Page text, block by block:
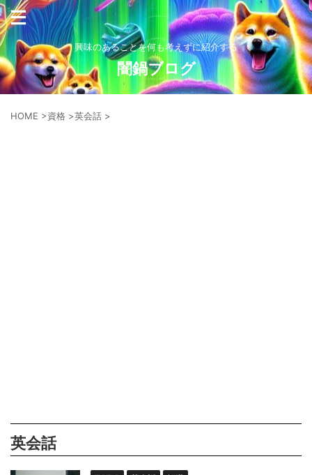
興味のあることを何も考えずに紹介する
闇鍋ブログ
HOME >資格 >英会話 >
英会話